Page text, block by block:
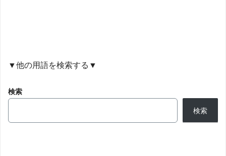
▼他の用語を検索する▼
検索
検索